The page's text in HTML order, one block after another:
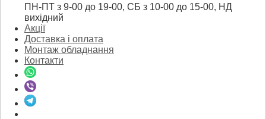
ПН-ПТ з 9-00 до 19-00, СБ з 10-00 до 15-00, НД
вихідний
Акції
Доставка і оплата
Монтаж обладнання
Контакти